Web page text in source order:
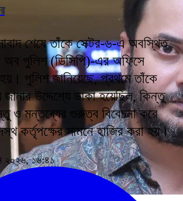
শেষে তাঁকে সেক্টর-৬-এ অবস্থিত
অব পুলিশ (ডিসিপি)-এর অফিসে
পুলিশ জানিয়েছে, প্রথমে তাঁকে
উদ্দেশ্যে ডাকা হয়েছিল, কিন্তু
ও মন্তব্যের গুরুত্ব বিবেচনা করে
কর্তৃপক্ষের সামনে হাজির করা হয়।
২০২৬, ১৬:৪১